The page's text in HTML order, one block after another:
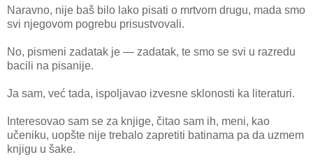
Naravno, nije baš bilo lako pisati o mrtvom drugu, mada smo
svi njegovom pogrebu prisustvovali.
No, pismeni zadatak je — zadatak, te smo se svi u razredu
bacili na pisanije.
Ja sam, već tada, ispoljavao izvesne sklonosti ka literaturi.
Interesovao sam se za knjige, čitao sam ih, meni, kao
učeniku, uopšte nije trebalo zapretiti batinama pa da uzmem
knjigu u šake.